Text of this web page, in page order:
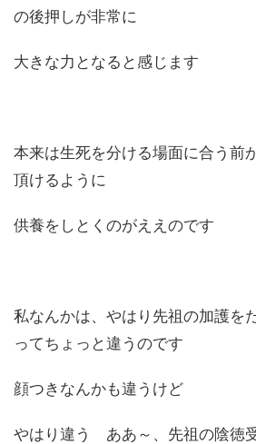
の後押しが非常に
大きな力となると感じます
本来は生死を分ける場面に合う前
頂けるように
供養をしとくのがええのです
私なんかは、やはり先祖の加護を
ってちょっと違うのです
顔つきなんかも違うけど
やはり違う ああ～、先祖の陰徳